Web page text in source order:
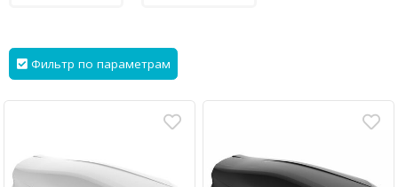
Фильтр по параметрам